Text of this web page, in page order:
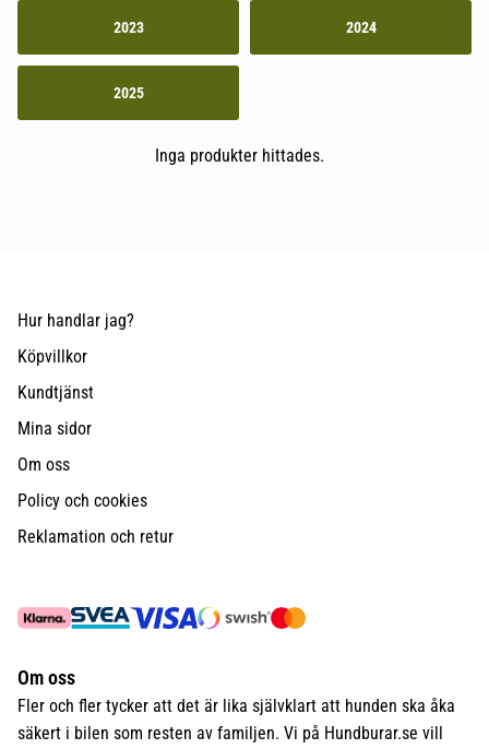
2023 2024
2025
Inga produkter hittades.
Hur handlar jag?
Köpvillkor
Kundtjänst
Mina sidor
Om oss
Policy och cookies
Reklamation och retur
Om oss
Fler och fler tycker att det är lika självklart att hunden ska åka
säkert i bilen som resten av familjen. Vi på Hundburar.se vill